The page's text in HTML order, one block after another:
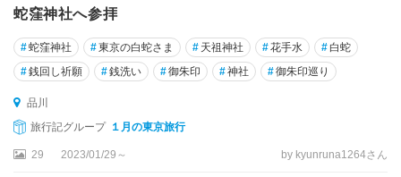
手
・
日
橋
草
蛇窪神社へ参拝
#蛇窪神社 #東京の白蛇さま # 天祖神社 #花手水 # 白蛇
#銭回し祈願 #銭洗い #御朱印 #神社 #御朱印巡り
品川
旅行記グループ １月の東京旅行
29 2023/01/29～ by kyunruna1264さん